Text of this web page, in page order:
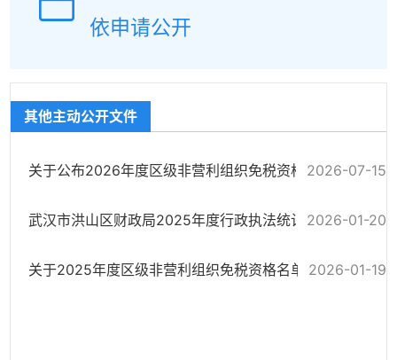
依申请公开
其他主动公开文件
关于公布2026年度区级非营利组织免税资格名单(第一批)的通知
2026-07-15
武汉市洪山区财政局​2025年度行政执法统计年报2026-01-20
关于2025年度区级非营利组织免税资格名单(第二批）的通知
2026-01-19